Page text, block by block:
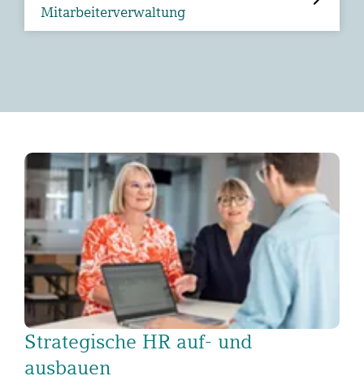
Mitarbeiterverwaltung
Strategische HR auf- und
ausbauen